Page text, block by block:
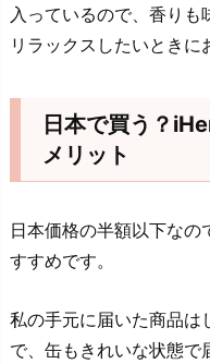
入っているので、香り
リラックスしたいときに
日本で買う？
メリット
日本価格の半額以下なの
すすめです。
私の手元に届いた商品は
で、缶もきれいな状態